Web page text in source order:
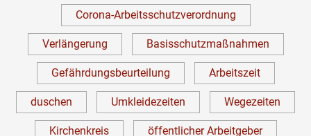
Corona-Arbeitsschutzverordnung
Verlängerung Basisschutzmaßnahmen
Gefährdungsbeurteilung Arbeitszeit
duschen Umkleidezeiten Wegezeiten
Kirchenkreis öffentlicher Arbeitgeber